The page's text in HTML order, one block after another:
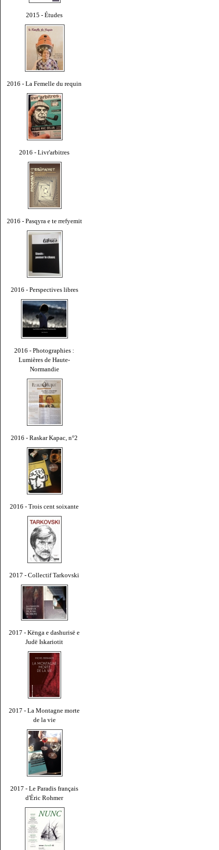
2015 - Études
2016 - La Femelle du requin
2016 - Livr'arbitres
2016 - Pasqyra e te rrefyemit
2016 - Perspectives libres
2016 - Photographies :
Lumières de Haute-
Normandie
2016 - Raskar Kapac, n°2
2016 - Trois cent soixante
2017 - Collectif Tarkovski
2017 - Kënga e dashurisë e
Judë Iskariotit
2017 - La Montagne morte
de la vie
2017 - Le Paradis français
d'Éric Rohmer